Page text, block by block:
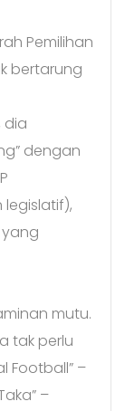
Pemilihan
bertarung
dia
dengan
yang
mutu.
tak perlu
Football” –
–